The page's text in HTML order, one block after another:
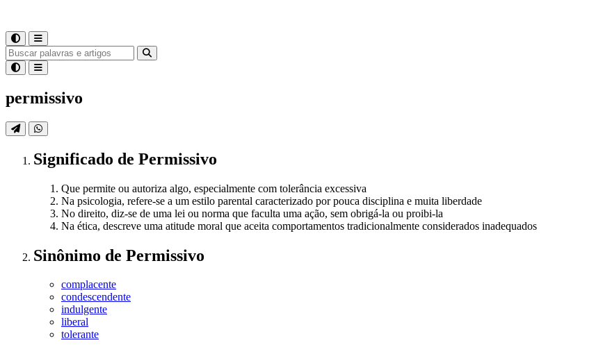
permissivo
Significado de Permissivo
Que permite ou autoriza algo, especialmente com tolerância excessiva
Na psicologia, refere-se a um estilo parental caracterizado por pouca disciplina e muita liberdade
No direito, diz-se de uma lei ou norma que faculta uma ação, sem obrigá-la ou proibi-la
Na ética, descreve uma atitude moral que aceita comportamentos tradicionalmente considerados inadequados
Sinônimo de Permissivo
complacente
condescendente
indulgente
liberal
tolerante